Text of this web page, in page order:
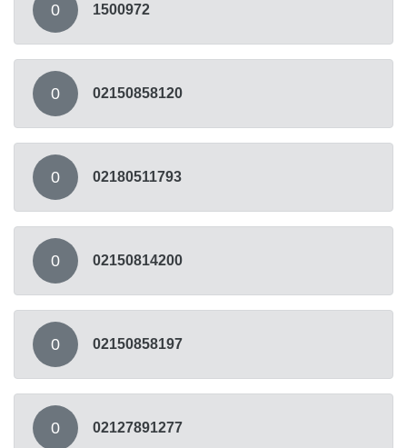
0 1500972
0 02150858120
0 02180511793
0 02150814200
0 02150858197
0 02127891277